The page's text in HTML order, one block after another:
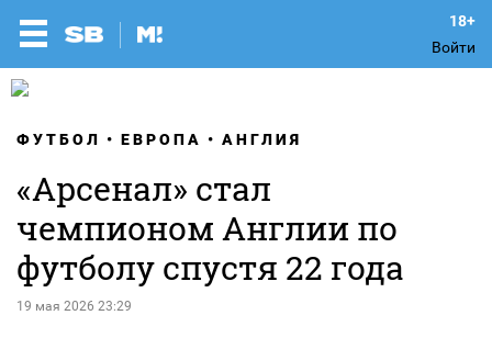
Войти
ФУТБОЛ ЕВРОПА АНГЛИЯ
«Арсенал» стал
чемпионом Англии по
футболу спустя 22 года
19 мая 2026 23:29